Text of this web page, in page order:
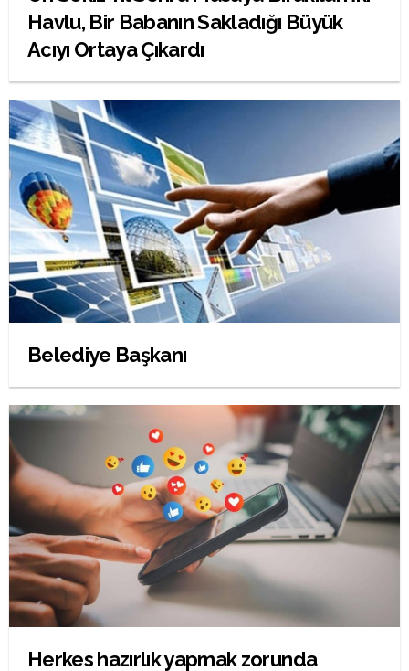
Havlu, Bir Babanın Sakladığı Büyük
Acıyı Ortaya Çıkardı
Belediye Başkanı
Herkes hazırlık yapmak zorunda